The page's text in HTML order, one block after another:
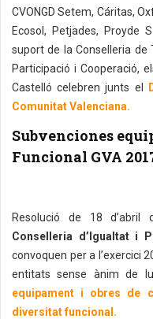
CVONGD Setem, Cáritas,
Ecosol, Petjades, Proyde
suport de la Conselleria de
Participació i Cooperació,
Castelló celebren junts el
Comunitat Valenciana.
Subvenciones
Funcional GVA
Resolució de 18 d’abril
Conselleria d’Igualtat i
convoquen per a l’exercici
entitats sense ànim de
equipament i obres de
diversitat funcional.